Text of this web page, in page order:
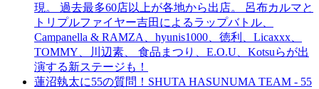
現。 過去最多60店以上が各地から出店。 呂布カルマと
トリプルファイヤー吉田によるラップバトル、
Campanella & RAMZA、hyunis1000、徳利、Licaxxx、
TOMMY、川辺素、 食品まつり、E.O.U、Kotsuらが出
演する新ステージも！
蓮沼執太に55の質問！SHUTA HASUNUMA TEAM - 55